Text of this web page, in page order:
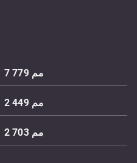
7 779 مم
2 449 مم
2 703 مم